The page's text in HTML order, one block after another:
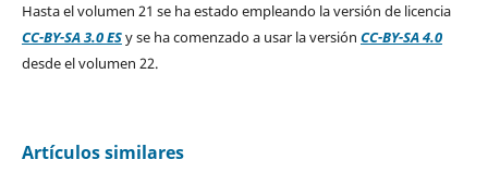
Hasta el volumen 21 se ha estado empleando la versión de licencia
CC-BY-SA 3.0 ESy se ha comenzado a usar la versión CC-BY-SA 4.0
desde el volumen 22.
Artículos similares